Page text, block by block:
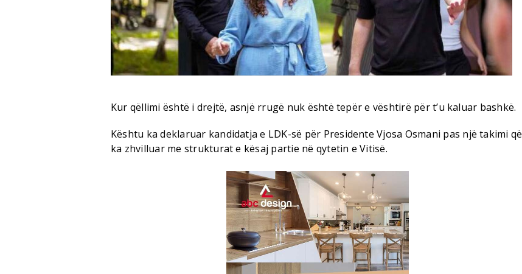
Kur qëllimi është i drejtë, asnjë rrugë nuk është tepër e vështirë për t’u kaluar bashkë.
Kështu ka deklaruar kandidatja e LDK-së për Presidente Vjosa Osmani pas një takimi që
ka zhvilluar me strukturat e kësaj partie në qytetin e Vitisë.